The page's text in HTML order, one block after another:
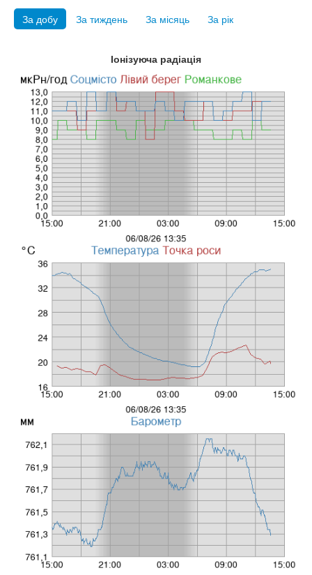
За добу За тиждень За місяць За рік
Іонізуюча радіація